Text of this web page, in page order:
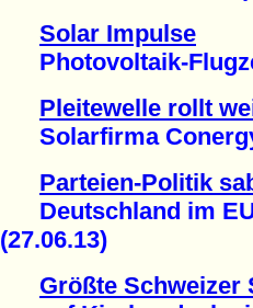
Solar Impulse
Photovoltaik-
Pleitewelle rollt
Solarfirma
Parteien-Politik
Deutschland im
(27.06.13)
Größte Schweizer